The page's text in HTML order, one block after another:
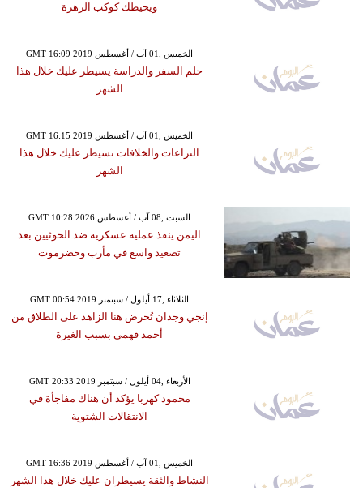
ويحيطك كوكب الزهرة
GMT 16:09 2019 الخميس ,01 آب / أغسطس
حلم السفر والدراسة يسيطر عليك خلال هذا
الشهر
GMT 16:15 2019 الخميس ,01 آب / أغسطس
النزاعات والخلافات تسيطر عليك خلال هذا
الشهر
GMT 10:28 2026 السبت ,08 آب / أغسطس
اليمن ينفذ عملية عسكرية ضد الحوثيين بعد
تصعيد واسع في مأرب وحضرموت
GMT 00:54 2019 الثلاثاء ,17 أيلول / سبتمبر
إنجي وجدان تُحرض هنا الزاهد على الطلاق من
أحمد فهمي بسبب الغيرة
GMT 20:33 2019 الأربعاء ,04 أيلول / سبتمبر
محمود كهربا يؤكد أن هناك مفاجأة في
الانتقالات الشتوية
GMT 16:36 2019 الخميس ,01 آب / أغسطس
النشاط والثقة يسيطران عليك خلال هذا الشهر